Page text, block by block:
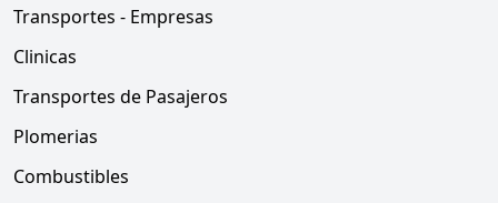
Transportes - Empresas
Clinicas
Transportes de Pasajeros
Plomerias
Combustibles